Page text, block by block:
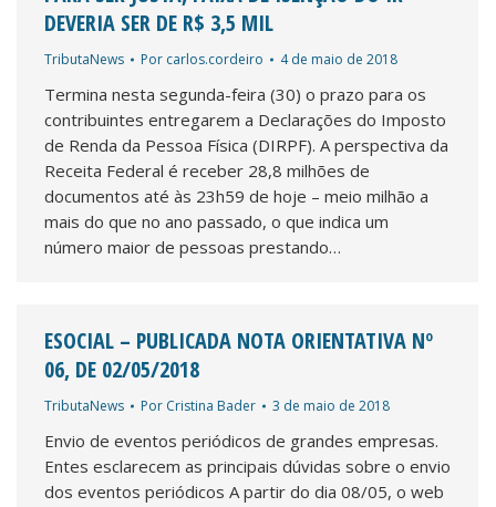
DEVERIA SER DE R$ 3,5 MIL
TributaNews Por carlos.cordeiro 4 de maio de 2018
Termina nesta segunda-feira (30) o prazo para os
contribuintes entregarem a Declarações do Imposto
de Renda da Pessoa Física (DIRPF). A perspectiva da
Receita Federal é receber 28,8 milhões de
documentos até às 23h59 de hoje – meio milhão a
mais do que no ano passado, o que indica um
número maior de pessoas prestando…
ESOCIAL – PUBLICADA NOTA ORIENTATIVA Nº
06, DE 02/05/2018
TributaNews Por Cristina Bader 3 de maio de 2018
Envio de eventos periódicos de grandes empresas.
Entes esclarecem as principais dúvidas sobre o envio
dos eventos periódicos A partir do dia 08/05, o web